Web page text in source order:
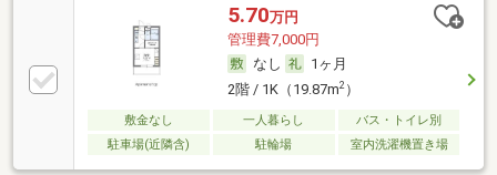
5.70万円
管理費7,000円
なし
1ヶ月
2階 / 1K（19.87m2）
敷金なし 一人暮らし
バス・トイレ別
駐車場(近隣含)
駐輪場 室内洗濯機置き場